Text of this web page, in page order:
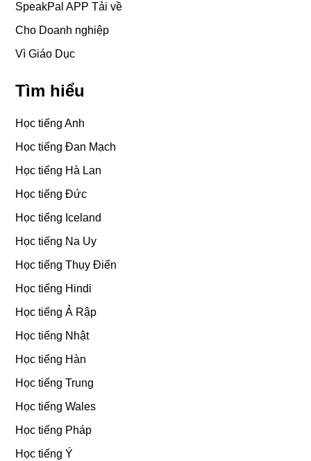
SpeakPal APP Tải về
Cho Doanh nghiệp
Vì Giáo Dục
Tìm hiểu
Học tiếng Anh
Học tiếng Đan Mạch
Học tiếng Hà Lan
Học tiếng Đức
Học tiếng Iceland
Học tiếng Na Uy
Học tiếng Thụy Điển
Học tiếng Hindi
Học tiếng Ả Rập
Học tiếng Nhật
Học tiếng Hàn
Học tiếng Trung
Học tiếng Wales
Học tiếng Pháp
Học tiếng Ý